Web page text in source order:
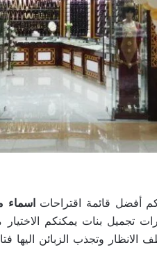
أفضل قائمة اقتراحات اسماء
تجميل بنات يمكنكم
وتجذب الزبائن اليها